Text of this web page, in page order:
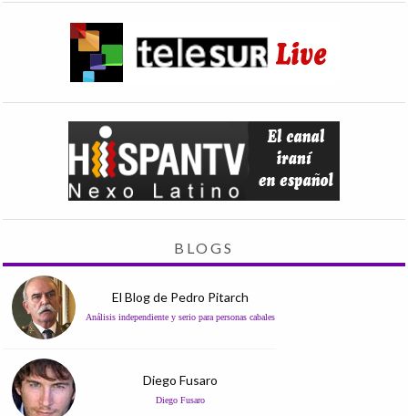
BLOGS
El Blog de Pedro Pitarch
Análisis independiente y serio para personas cabales
Diego Fusaro
Diego Fusaro